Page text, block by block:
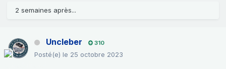
2 semaines après...
Uncleber 310
Posté(e) le 25 octobre 2023